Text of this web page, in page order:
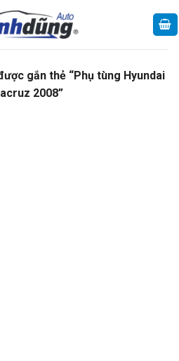
gắn thẻ “Phụ tùng Hyundai
2008”